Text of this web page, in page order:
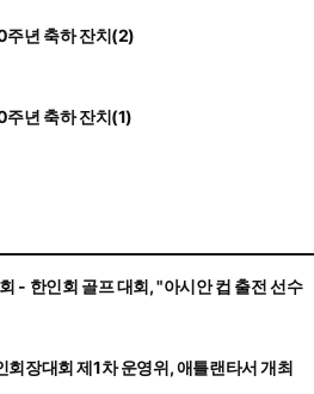
주년 축하 잔치(2)
주년 축하 잔치(1)
- 한인회 골프 대회, "아시안 컵 출전 선수
장대회 제1차 운영위, 애틀랜타서 개최